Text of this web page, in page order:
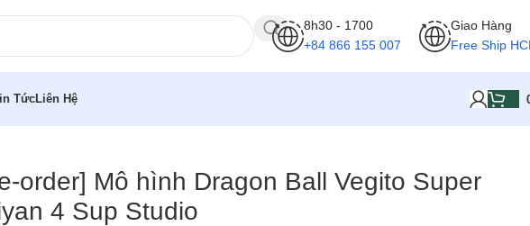
8h30 - 1700
+84 866 155 007
Giao Hàng
Free Ship
TứcLiên Hệ
order] Mô hình Dragon Ball Vegito Super
4 Sup Studio